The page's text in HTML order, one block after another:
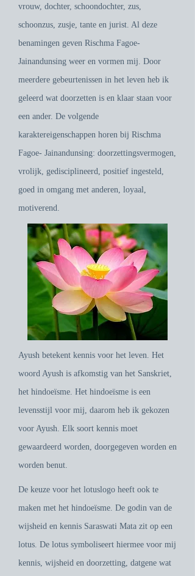
vrouw, dochter, schoondochter, zus,
schoonzus, zusje, tante en jurist. Al deze
benamingen geven Rischma Fagoe-
Jainandunsing weer en vormen mij. Door
meerdere gebeurtenissen in het leven heb ik
geleerd wat doorzetten is en klaar staan voor
een ander. De volgende
karaktereigenschappen horen bij Rischma
Fagoe- Jainandunsing: doorzettingsvermogen,
vrolijk, gedisciplineerd, positief ingesteld,
goed in omgang met anderen, loyaal,
motiverend.
Ayush betekent kennis voor het leven. Het
woord Ayush is afkomstig van het Sanskriet,
het hindoeïsme. Het hindoeïsme is een
levensstijl voor mij, daarom heb ik gekozen
voor Ayush. Elk soort kennis moet
gewaardeerd worden, doorgegeven worden en
worden benut.
De keuze voor het lotuslogo heeft ook te
maken met het hindoeïsme. De godin van de
wijsheid en kennis Saraswati Mata zit op een
lotus. De lotus symboliseert hiermee voor mij
kennis, wijsheid en doorzetting, datgene wat